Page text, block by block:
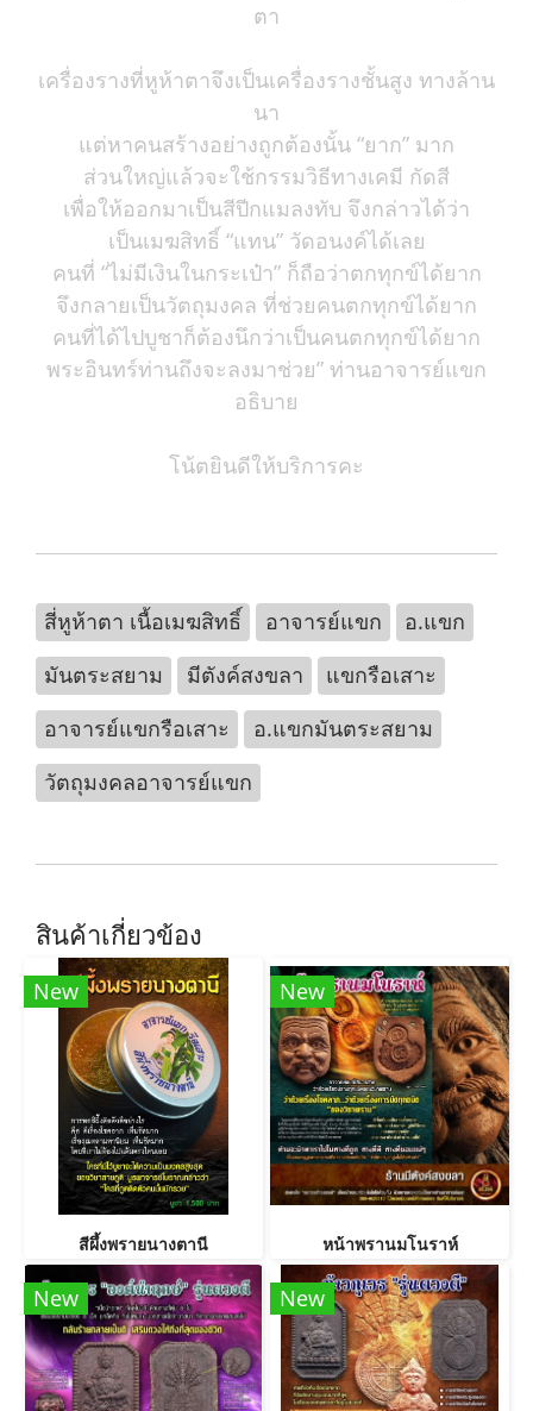
ตา
เครื่องรางที่หูห้าตาจึงเป็นเครื่องรางชั้นสูง ทางล้าน
นา
แต่หาคนสร้างอย่างถูกต้องนั้น “ยาก” มาก
ส่วนใหญ่แล้วจะใช้กรรมวิธีทางเคมี กัดสี
เพื่อให้ออกมาเป็นสีปีกแมลงทับ จึงกล่าวได้ว่า
เป็นเมฆสิทธิ์ “แทน” วัดอนงค์ได้เลย
คนที่ “ไม่มีเงินในกระเป๋า” ก็ถือว่าตกทุกข์ได้ยาก
จึงกลายเป็นวัตถุมงคล ที่ช่วยคนตกทุกข์ได้ยาก
คนที่ได้ไปบูชาก็ต้องนึกว่าเป็นคนตกทุกข์ได้ยาก
พระอินทร์ท่านถึงจะลงมาช่วย” ท่านอาจารย์แขก
อธิบาย
โน้ตยินดีให้บริการคะ
สี่หูห้าตา เนื้อเมฆสิทธิ์ อาจารย์แขก
อ.แขก
มันตระสยาม
มีตังค์สงขลา
แขกรือเสาะ
อาจารย์แขกรือเสาะ
อ.แขกมันตระสยาม
วัตถุมงคลอาจารย์แขก
สินค้าเกี่ยวข้อง
New
สีผึ้งพรายนางตานี
New
หน้าพรานมโนราห์
New New